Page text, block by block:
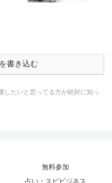
書き込む
したいと思ってる方が絶対に知っ
無料参加
占い・スピビジネス